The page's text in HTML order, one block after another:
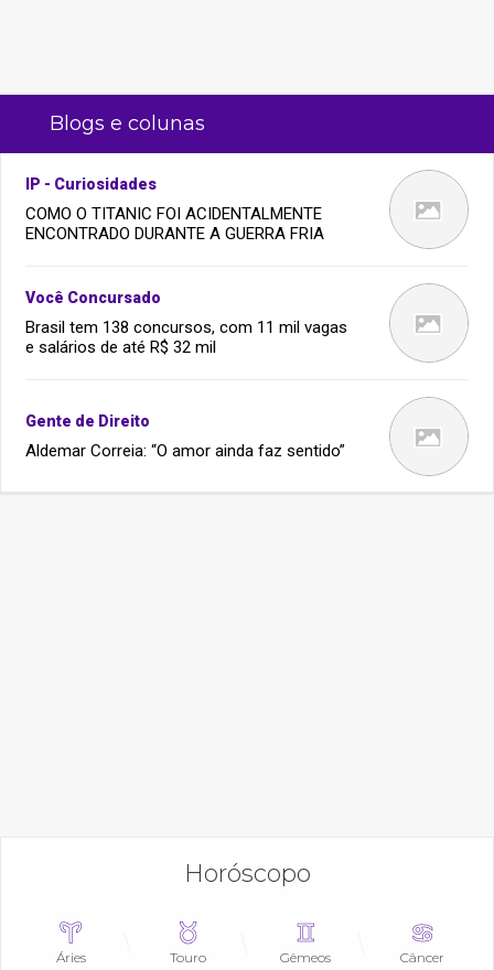
Blogs e colunas
IP - Curiosidades
COMO O TITANIC FOI ACIDENTALMENTE
ENCONTRADO DURANTE A GUERRA FRIA
Você Concursado
Brasil tem 138 concursos, com 11 mil vagas
e salários de até R$ 32 mil
Gente de Direito
Aldemar Correia: “O amor ainda faz sentido”
Horóscopo
Áries Touro Gêmeos Câncer